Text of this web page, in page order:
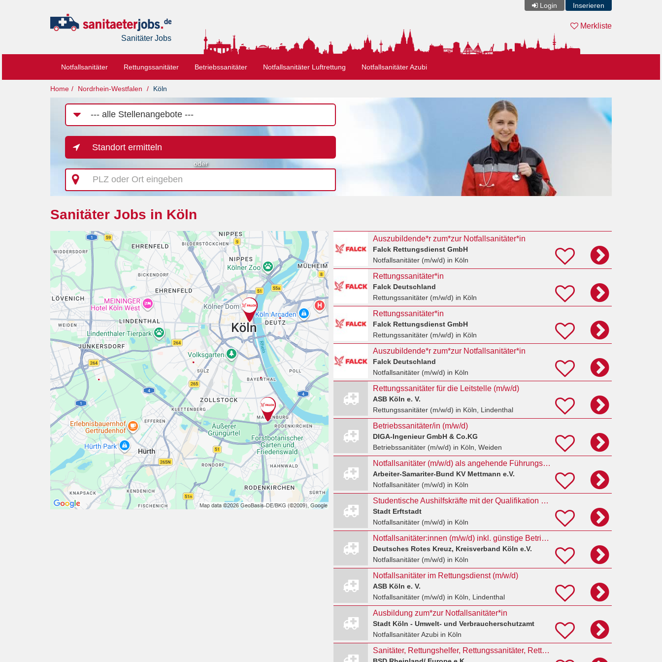
Login Inserieren
Sanitäter Jobs
Merkliste
Notfallsanitäter Rettungssanitäter Betriebssanitäter Notfallsanitäter Luftrettung Notfallsanitäter Azubi
Home Nordrhein-Westfalen Köln
Job-
Kategorie
Standort ermitteln
oder
PLZ
oder
Ort
Sanitäter Jobs in Köln
Auszubildende*r zum*zur Notfallsanitäter*in
Falck Rettungsdienst GmbH
Notfallsanitäter (m/w/d) in Köln
Rettungssanitäter*in
Falck Deutschland
Rettungssanitäter (m/w/d) in Köln
Rettungssanitäter*in
Falck Rettungsdienst GmbH
Rettungssanitäter (m/w/d) in Köln
Auszubildende*r zum*zur Notfallsanitäter*in
Falck Deutschland
Notfallsanitäter (m/w/d) in Köln
Rettungssanitäter für die Leitstelle (m/w/d)
ASB Köln e. V.
Rettungssanitäter (m/w/d) in Köln, Lindenthal
Betriebssanitäter/in (m/w/d)
DIGA-Ingenieur GmbH & Co.KG
Betriebssanitäter (m/w/d) in Köln, Weiden
Notfallsanitäter (m/w/d) als angehende Führungskraft
Arbeiter-Samariter-Bund KV Mettmann e.V.
Notfallsanitäter (m/w/d) in Köln
Studentische Aushilfskräfte mit der Qualifikation Notfallsanitäter:in (m/w/d)
Stadt Erftstadt
Notfallsanitäter (m/w/d) in Köln
Notfallsanitäter:innen (m/w/d) inkl. günstige Betriebswohnung
Deutsches Rotes Kreuz, Kreisverband Köln e.V.
Notfallsanitäter (m/w/d) in Köln
Notfallsanitäter im Rettungsdienst (m/w/d)
ASB Köln e. V.
Notfallsanitäter (m/w/d) in Köln, Lindenthal
Ausbildung zum*zur Notfallsanitäter*in
Stadt Köln - Umwelt- und Verbraucherschutzamt
Notfallsanitäter Azubiin Köln
Sanitäter, Rettungshelfer, Rettungssanitäter, Rettungsassistenten oder Notfallsanitäter (m/w/d)